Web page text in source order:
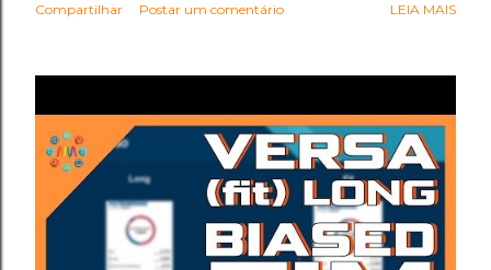
Compartilhar Postar um comentário LEIA MAIS